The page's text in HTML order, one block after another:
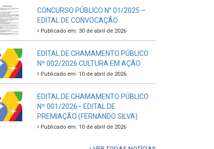
CONCURSO PÚBLICO N° 01/2025 –
EDITAL DE CONVOCAÇÃO
Publicado em: 30 de abril de 2026
EDITAL DE CHAMAMENTO PÚBLICO
Nº 002/2026 CULTURA EM AÇÃO
Publicado em: 10 de abril de 2026
EDITAL DE CHAMAMENTO PÚBLICO
Nº 001/2026– EDITAL DE
PREMIAÇÃO (FERNANDO SILVA)
Publicado em: 10 de abril de 2026